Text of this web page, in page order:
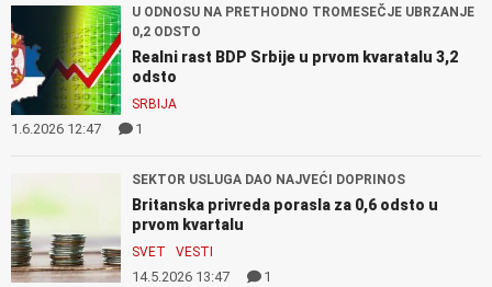
U ODNOSU NA PRETHODNO TROMESEČJE UBRZANJE
0,2 ODSTO
Realni rast BDP Srbije u prvom kvaratalu 3,2
odsto
SRBIJA
1.6.2026 12:47 1
SEKTOR USLUGA DAO NAJVEĆI DOPRINOS
Britanska privreda porasla za 0,6 odsto u
prvom kvartalu
SVET VESTI
14.5.2026 13:47 1